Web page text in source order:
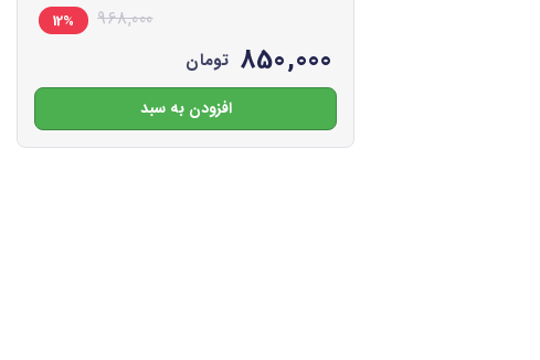
968,000
12%
850,000 تومان
افزودن به سبد